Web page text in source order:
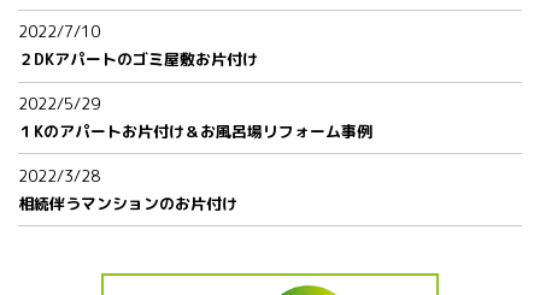
2022/7/10
２DKアパートのゴミ屋敷お片付け
2022/5/29
１Kのアパートお片付け＆お風呂場リフォーム事例
2022/3/28
相続伴うマンションのお片付け